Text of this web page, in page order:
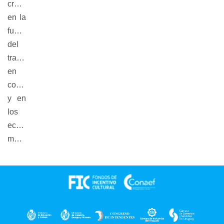
creyendo
en la
fuerza
del
trabajo
en
conjunto
y en
los
ecosistemas
multidisciplinarios.